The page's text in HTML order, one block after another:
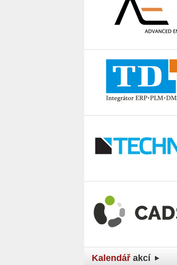
Kalendář akcí